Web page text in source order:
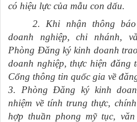
có hiệu lực của mẫu con dấu.
2. Khi nhận thông
doanh nghiệp, chi nhánh,
Phòng Đăng ký kinh doanh
doanh nghiệp, thực hiện đăng
Cổng thông tin quốc gia về
3. Phòng Đăng ký kinh
nhiệm về tính trung thực,
hợp thuần phong mỹ tục,